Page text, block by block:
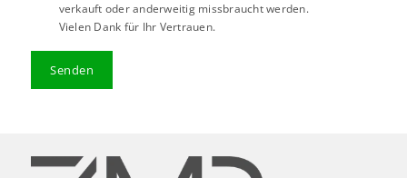
verkauft oder anderweitig missbraucht werden.
Vielen Dank für Ihr Vertrauen.
Senden